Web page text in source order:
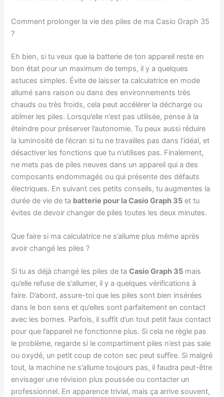
Comment prolonger la vie des piles de ma Casio Graph 35
?
Eh bien, si tu veux que la batterie de ton appareil reste en
bon état pour un maximum de temps, il y a quelques
astuces simples. Évite de laisser ta calculatrice en mode
allumé sans raison ou dans des environnements très
chauds ou très froids, cela peut accélérer la décharge ou
abîmer les piles. Lorsqu’elle n’est pas utilisée, pense à la
éteindre pour préserver l’autonomie. Tu peux aussi réduire
la luminosité de l’écran si tu ne travailles pas dans l’idéal, et
désactiver les fonctions que tu n’utilises pas. Finalement,
ne mets pas de piles neuves dans un appareil qui a des
composants endommagés ou qui présente des défauts
électriques. En suivant ces petits conseils, tu augmentes la
durée de vie de ta batterie pour la Casio Graph 35 et tu
évites de devoir changer de piles toutes les deux minutes.
Que faire si ma calculatrice ne s’allume plus même après
avoir changé les piles ?
Si tu as déjà changé les piles de taCasio Graph 35 mais
qu’elle refuse de s’allumer, il y a quelques vérifications à
faire. D’abord, assure-toi que les piles sont bien insérées
dans le bon sens et qu’elles sont parfaitement en contact
avec les bornes. Parfois, il suffit d’un tout petit faux contact
pour que l’appareil ne fonctionne plus. Si cela ne règle pas
le problème, regarde si le compartiment piles n’est pas sale
ou oxydé, un petit coup de coton sec peut suffire. Si malgré
tout, la machine ne s’allume toujours pas, il faudra peut-être
envisager une révision plus poussée ou contacter un
professionnel. En apparence trivial, mais ça arrive souvent,